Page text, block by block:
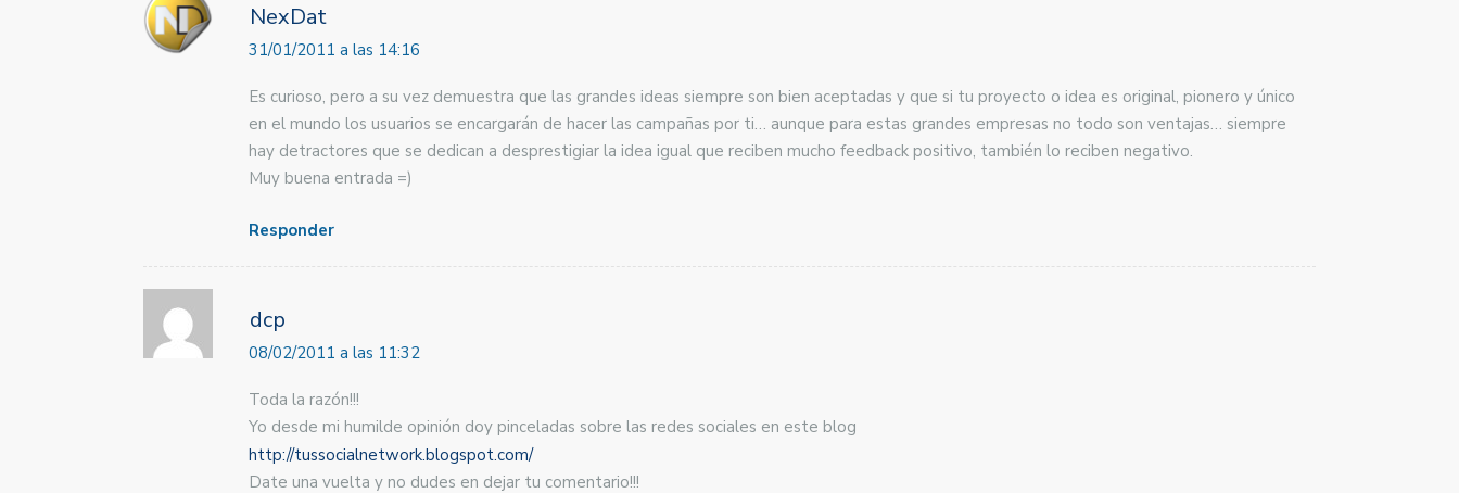
NexDat
31/01/2011 a las 14:16
Es curioso, pero a su vez demuestra que las grandes ideas siempre son bien aceptadas y que si tu proyecto o idea es original, pionero y único
en el mundo los usuarios se encargarán de hacer las campañas por ti… aunque para estas grandes empresas no todo son ventajas… siempre
hay detractores que se dedican a desprestigiar la idea igual que reciben mucho feedback positivo, también lo reciben negativo.
Muy buena entrada =)
Responder
dcp
08/02/2011 a las 11:32
Toda la razón!!!
Yo desde mi humilde opinión doy pinceladas sobre las redes sociales en este blog
http://tussocialnetwork.blogspot.com/
Date una vuelta y no dudes en dejar tu comentario!!!